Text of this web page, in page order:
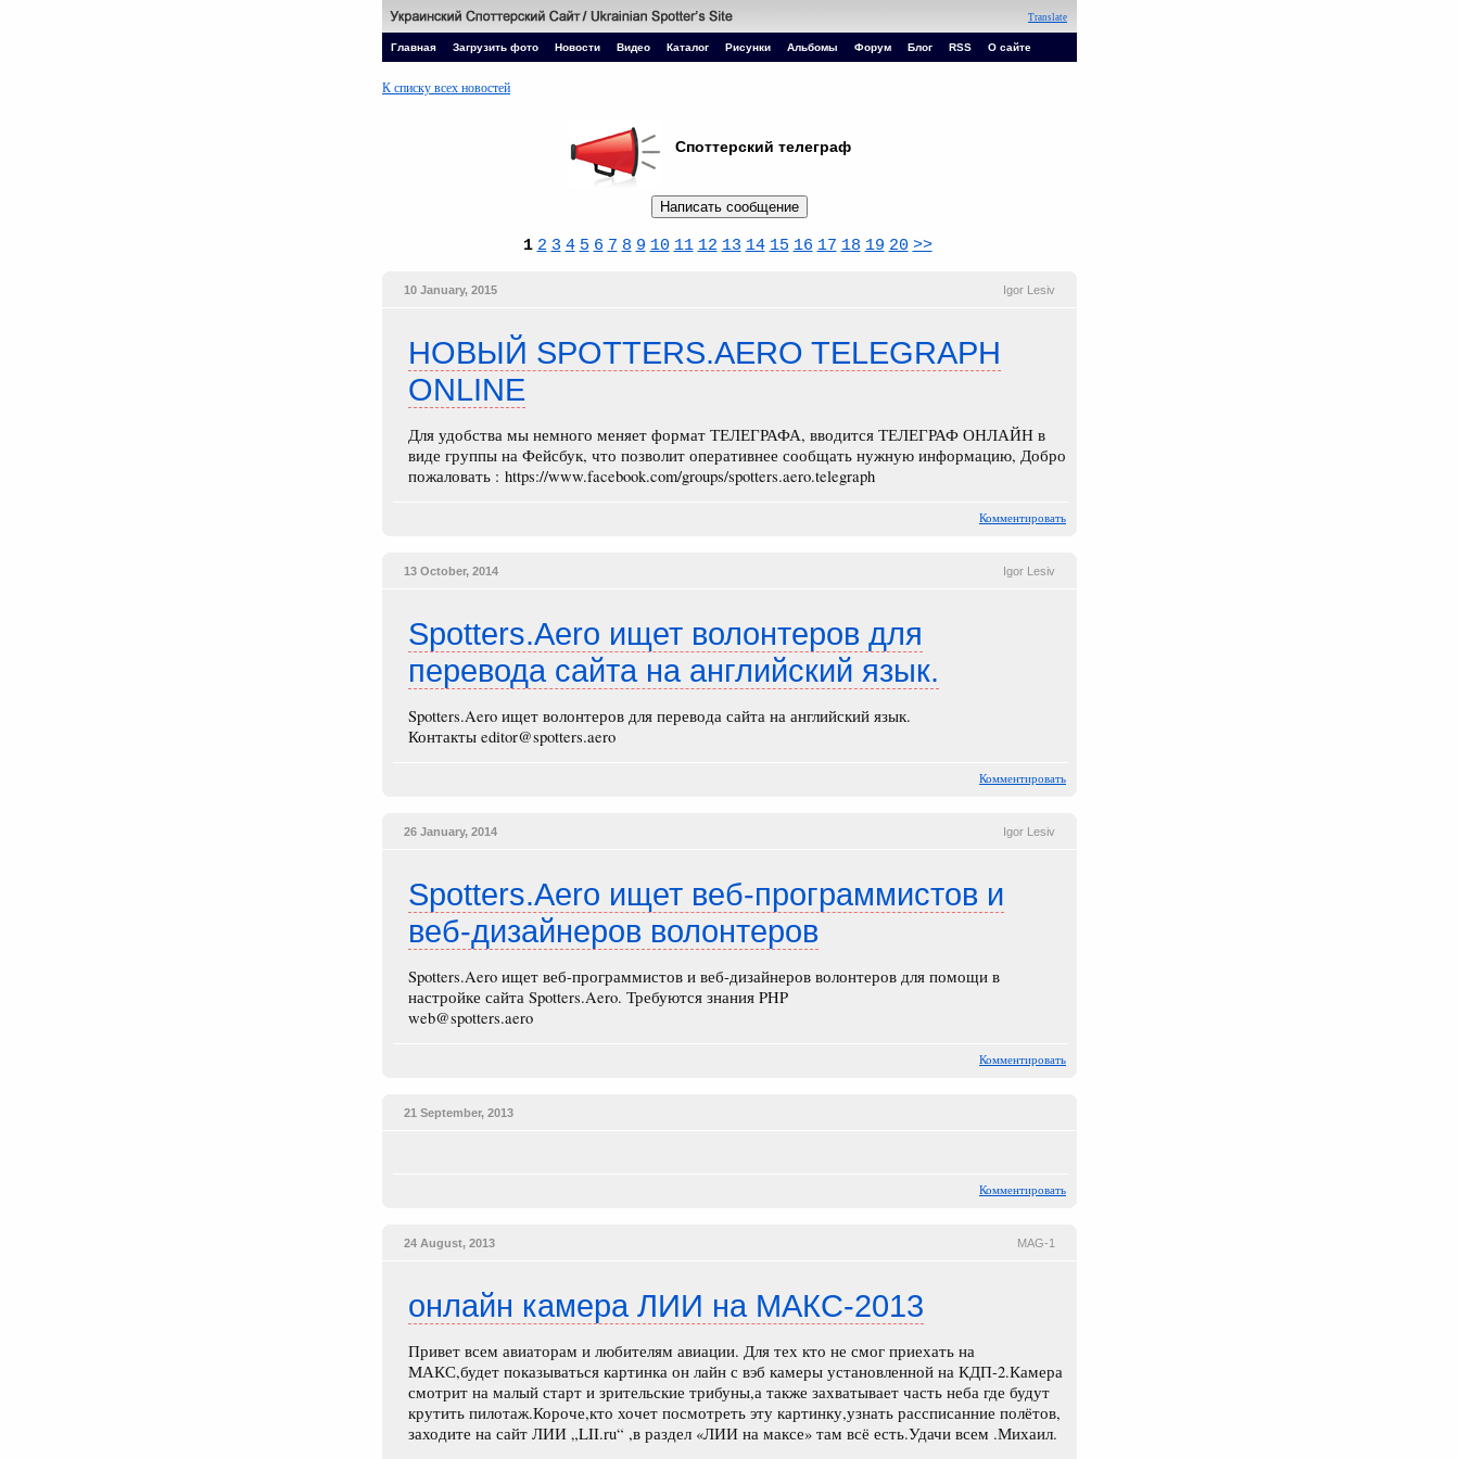
Translate
Главная Загрузить фото Новости Видео Каталог Рисунки Альбомы Форум Блог RSS О сайте
К списку всех новостей
Споттерский телеграф
1 2 3 4 5 6 7 8 9 10 11 12 13 14 15 16 17 18 19 20 >>
10 January, 2015 Igor Lesiv
НОВЫЙ SPOTTERS.AERO TELEGRAPH
ONLINE
Для удобства мы немного меняет формат ТЕЛЕГРАФА, вводится ТЕЛЕГРАФ ОНЛАЙН в
виде группы на Фейсбук, что позволит оперативнее сообщать нужную информацию, Добро
пожаловать : https://www.facebook.com/groups/spotters.aero.telegraph
Комментировать
13 October, 2014 Igor Lesiv
Spotters.Aero ищет волонтеров для
перевода сайта на английский язык.
Spotters.Aero ищет волонтеров для перевода сайта на английский язык.
Контакты editor@spotters.aero
Комментировать
26 January, 2014 Igor Lesiv
Spotters.Aero ищет веб-программистов и
веб-дизайнеров волонтеров
Spotters.Aero ищет веб-программистов и веб-дизайнеров волонтеров для помощи в
настройке сайта Spotters.Aero. Требуются знания PHP
web@spotters.aero
Комментировать
21 September, 2013
Комментировать
24 August, 2013 MAG-1
онлайн камера ЛИИ на МАКС-2013
Привет всем авиаторам и любителям авиации. Для тех кто не смог приехать на
МАКС,будет показываться картинка он лайн с вэб камеры установленной на КДП-2.Камера
смотрит на малый старт и зрительские трибуны,а также захватывает часть неба где будут
крутить пилотаж.Короче,кто хочет посмотреть эту картинку,узнать рассписанние полётов,
заходите на сайт ЛИИ „LII.ru“ ,в раздел «ЛИИ на максе» там всё есть.Удачи всем .Михаил.